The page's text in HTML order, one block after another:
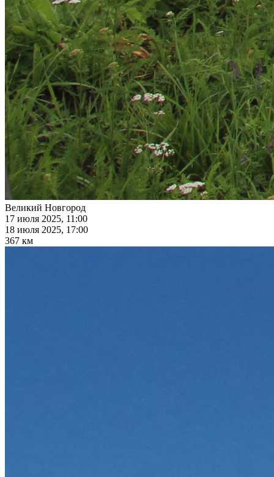
Великий Новгород
17 июля 2025, 11:00
18 июля 2025, 17:00
367 км